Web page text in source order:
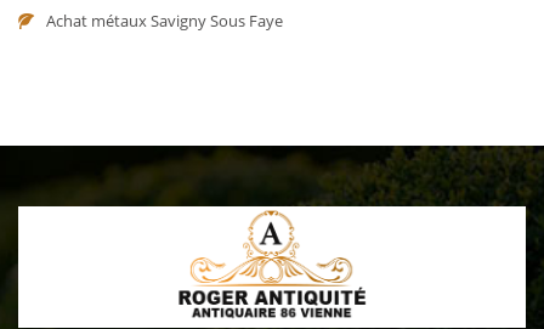
Achat métaux Savigny Sous Faye